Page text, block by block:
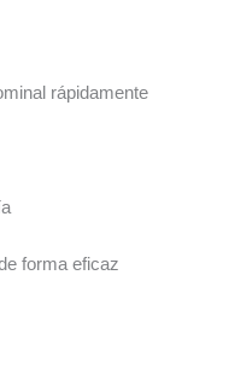
rápidamente
forma eficaz